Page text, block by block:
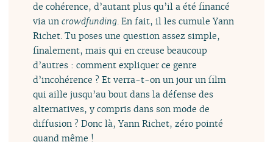
de cohérence, d’autant plus qu’il a été financé
via uncrowdfunding. En fait, il les cumule Yann
Richet. Tu poses une question assez simple,
finalement, mais qui en creuse beaucoup
d’autres : comment expliquer ce genre
d’incohérence ? Et verra-t-on un jour un film
qui aille jusqu’au bout dans la défense des
alternatives, y compris dans son mode de
diffusion ? Donc là, Yann Richet, zéro pointé
quand même !